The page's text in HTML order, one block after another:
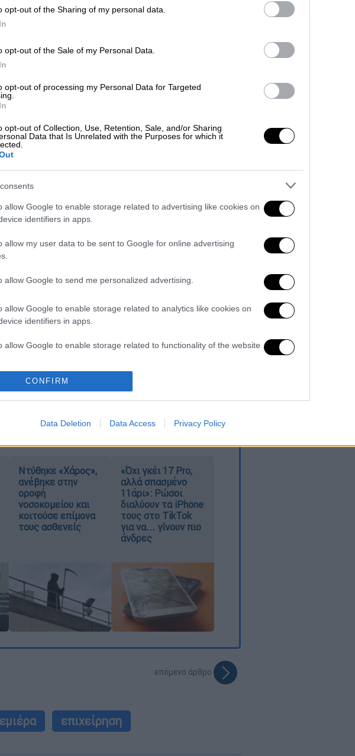
opt-out of the Sharing of my personal data.
opt-out of the Sale of my Personal Data.
opt-out of processing my Personal Data for Targeted
opt-out of Collection, Use, Retention, Sale, and/or Sharing
Data that Is Unrelated with the Purposes for which it
allow Google to enable storage related to advertising like cookies on
identifiers in apps.
allow my user data to be sent to Google for online advertising
allow Google to send me personalized advertising.
allow Google to enable storage related to analytics like cookies on
identifiers in apps.
allow Google to enable storage related to functionality of the website
allow Google to enable storage related to personalization.
functionality and fraud prevention, and other user protection.
CONFIRM
Data Deletion Data Access Privacy Policy
που προβάλλει και
και Ελληνίδων από τον κόσμο των
στο
της επιτυχίας ανθρώπων που
το πείσμα, τις γνώσεις τους και το
στον τομέα του.
Κούφαληςυποδέχεται τον ιδρυτή και
«Μασούτη»,
της εταιρίας, Γιάννη Μασούτη.
μας εμπνέουν. «
στο OPEN.
υγεία του και το εξιτήριο - «Έχω
H μάχη της ομορφιάς ξεκινάει
στη Ρώμη - Δεν την αγγίζουν τα
την όρασή της και το «δώρο»
Ντύθηκε «Χάρος»,
ανέβηκε στην
οροφή
νοσοκομείου και
κοιτούσε επίμονα
τους ασθενείς
«Όχι γκέι 17 Pro,
αλλά σπασμένο
11άρι»: Ρώσοι
διαλύουν τα iPhone
τους στο TikTok
για να... γίνουν πιο
άνδρες
επόμενο άρθρο
επιχείρηση